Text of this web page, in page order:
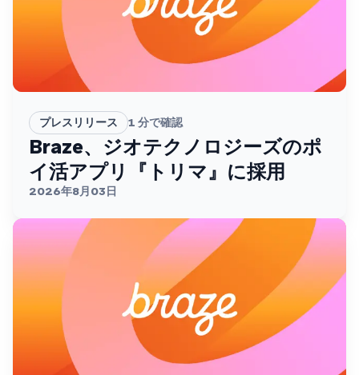
プレスリリース 1 分で確認
Braze、ジオテクノロジーズのポ
イ活アプリ『トリマ』に採用
2026年8月03日